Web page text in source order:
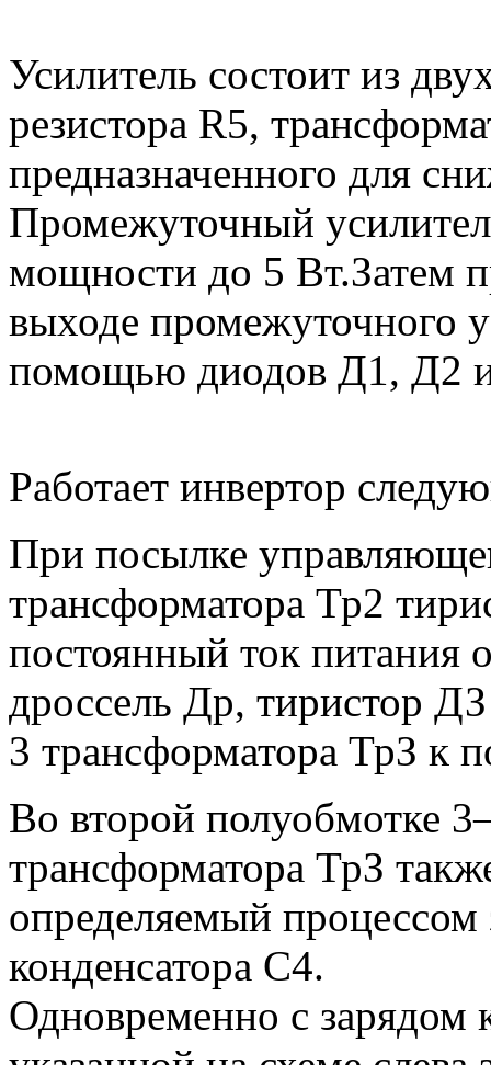
Усилитель состоит из
резистора R5,
предназначенного для
Промежуточный
мощности до 5 Вт.Затем
выходе промежуточного
помощью диодов Д1, Д2
Работает инвертор
При посылке
трансформатора Тр2
постоянный ток питания
дроссель Др, тиристор
3 трансформатора ТрЗ к
Во второй полуобмотке
трансформатора ТрЗ
определяемый
конденсатора С4.
Одновременно с зарядом